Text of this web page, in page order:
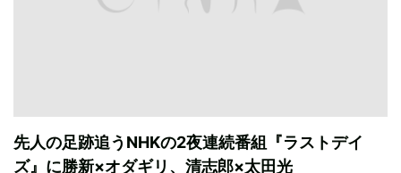
先人の足跡追うNHKの2夜連続番組『ラストデイ
ズ』に勝新×オダギリ、清志郎×太田光